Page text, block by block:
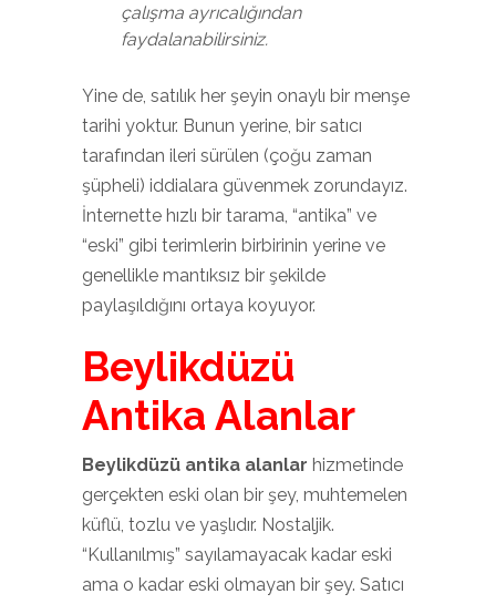
çalışma ayrıcalığından
faydalanabilirsiniz.
Yine de, satılık her şeyin onaylı bir menşe
tarihi yoktur. Bunun yerine, bir satıcı
tarafından ileri sürülen (çoğu zaman
şüpheli) iddialara güvenmek zorundayız.
İnternette hızlı bir tarama, “antika” ve
“eski” gibi terimlerin birbirinin yerine ve
genellikle mantıksız bir şekilde
paylaşıldığını ortaya koyuyor.
Beylikdüzü
Antika Alanlar
Beylikdüzü antika alanlar hizmetinde
gerçekten eski olan bir şey, muhtemelen
küflü, tozlu ve yaşlıdır. Nostaljik.
“Kullanılmış” sayılamayacak kadar eski
ama o kadar eski olmayan bir şey. Satıcı